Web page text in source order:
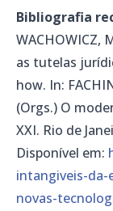
Bibliografia
WACHOWICZ,
as tutelas
how. In:
(Orgs.) O
XXI. Rio de
Disponível em:
intangiveis-
novas-